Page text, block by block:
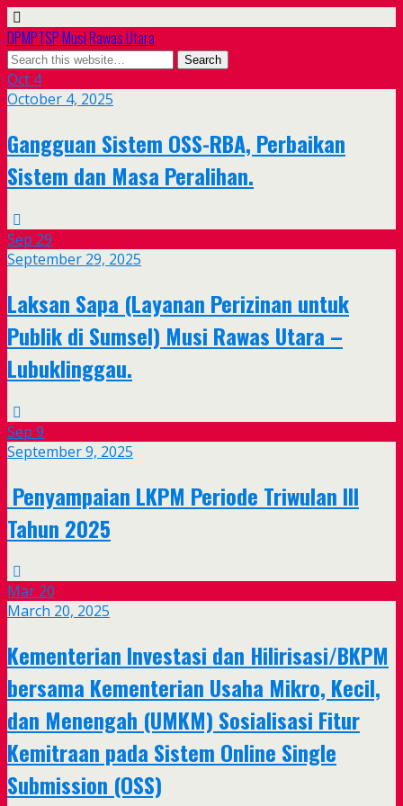
DPMPTSP Musi Rawas Utara
Oct 4
October 4, 2025
Gangguan Sistem OSS-RBA, Perbaikan
Sistem dan Masa Peralihan.
Sep 29
September 29, 2025
Laksan Sapa (Layanan Perizinan untuk
Publik di Sumsel) Musi Rawas Utara –
Lubuklinggau.
Sep 9
September 9, 2025
Penyampaian LKPM Periode Triwulan III
Tahun 2025
Mar 20
March 20, 2025
Kementerian Investasi dan Hilirisasi/BKPM
bersama Kementerian Usaha Mikro, Kecil,
dan Menengah (UMKM) Sosialisasi Fitur
Kemitraan pada Sistem Online Single
Submission (OSS)